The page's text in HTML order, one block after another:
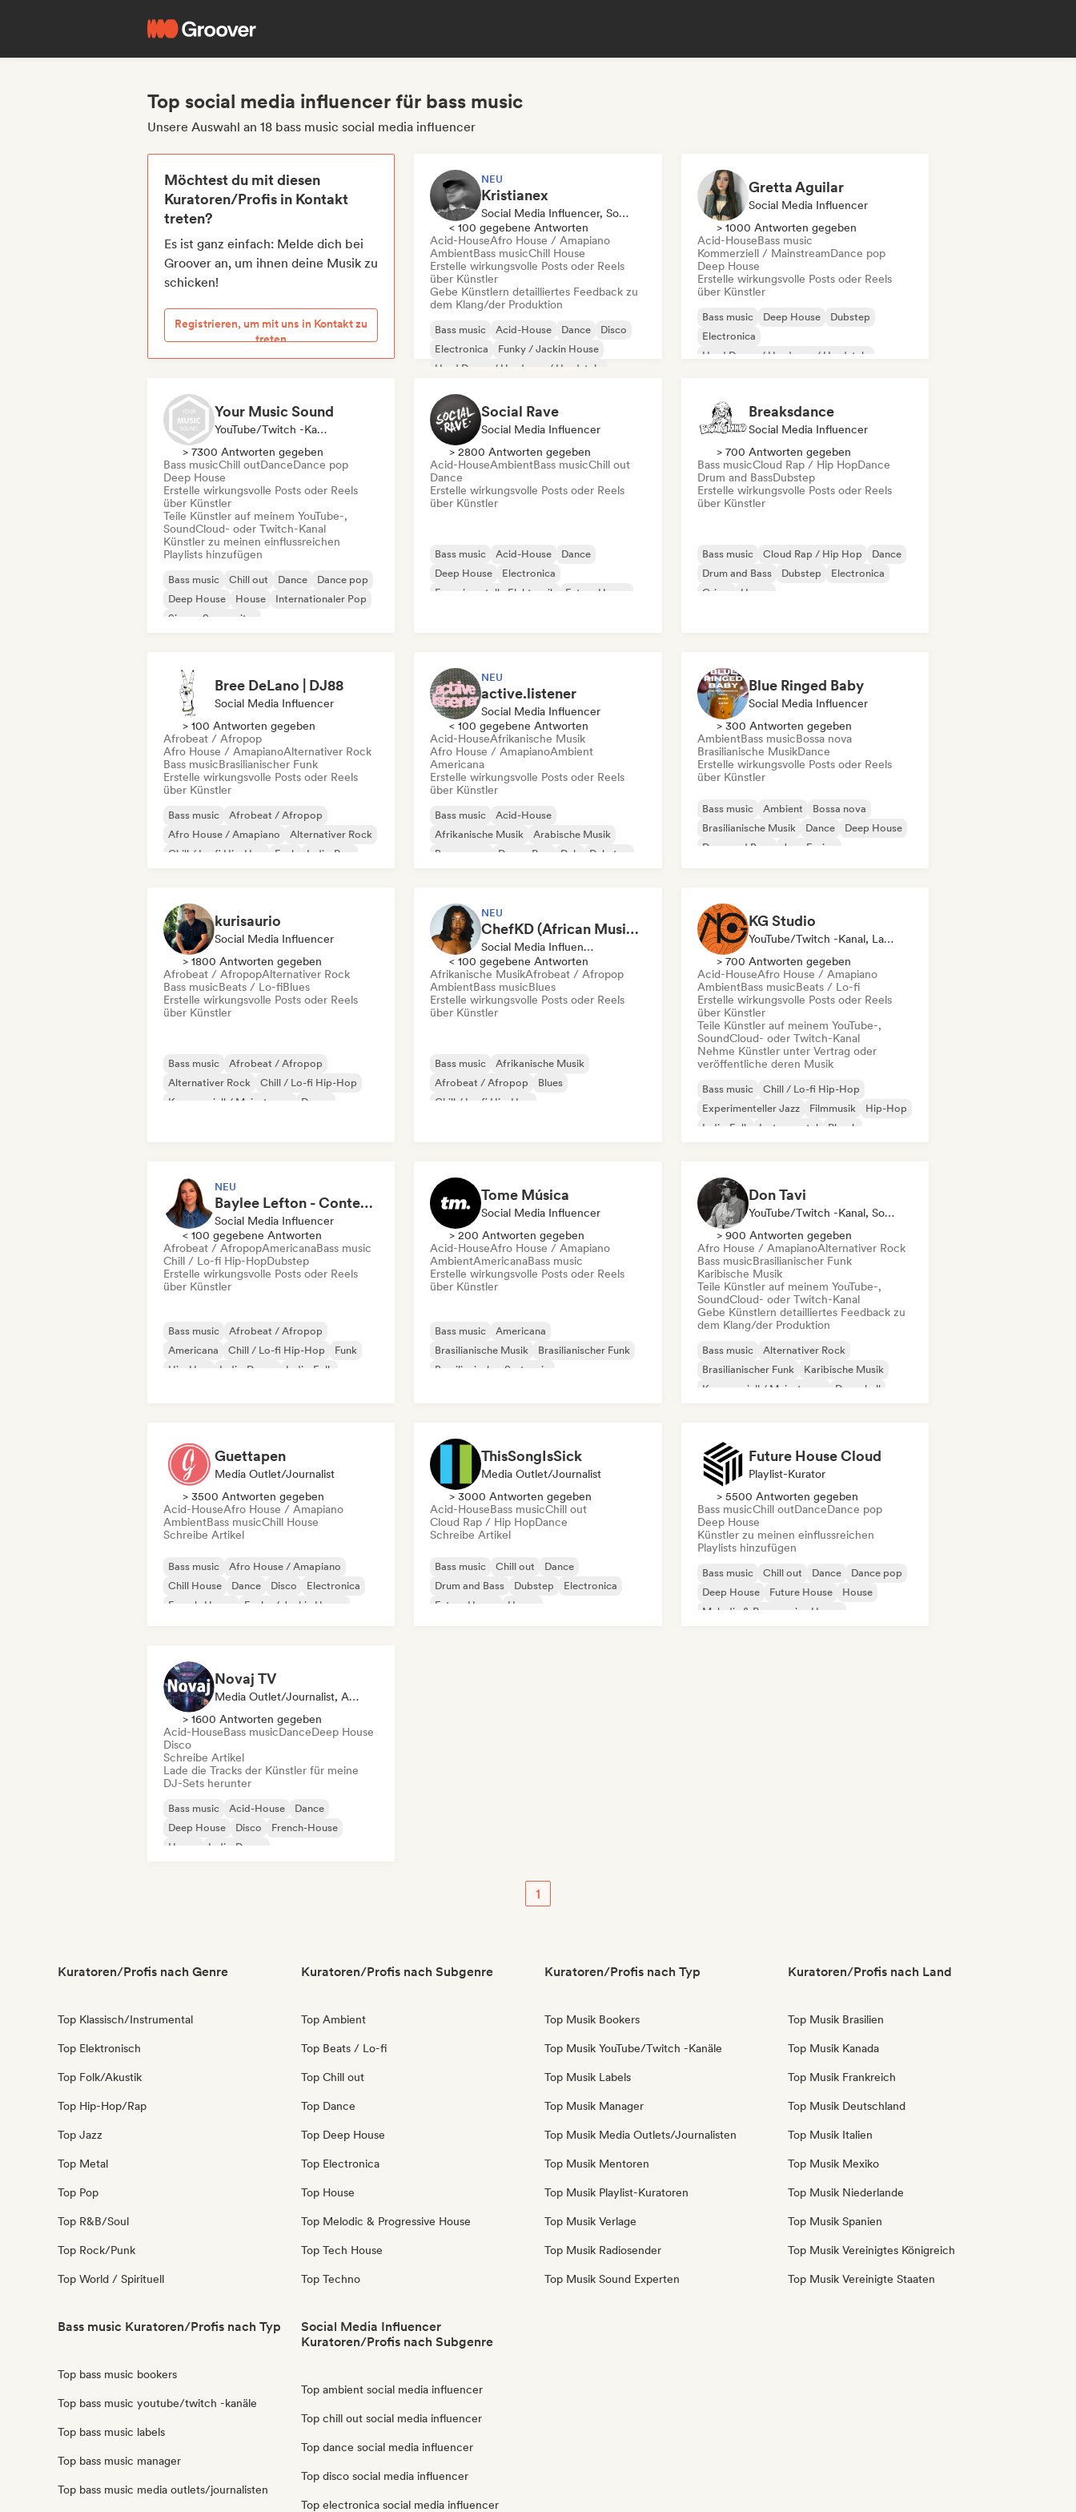
Top social media influencer für bass music
Unsere Auswahl an 18 bass music social media influencer
Möchtest du mit diesen
Kuratoren/Profis in Kontakt
treten?
Es ist ganz einfach: Melde dich bei
Groover an, um ihnen deine Musik zu
schicken!
Registrieren, um mit uns in Kontakt zu
treten
NEU
Kristianex
Social Media Influencer, Sound Experte
< 100 gegebene Antworten
Acid-HouseAfro House / Amapiano
AmbientBass musicChill House
Erstelle wirkungsvolle Posts oder Reels
über Künstler
Gebe Künstlern detailliertes Feedback zu
dem Klang/der Produktion
Bass music Acid-House Dance
Disco
Electronica
Funky / Jackin House
Hard Dance / Hardcore / Hardstyle
Gretta Aguilar
Social Media Influencer
> 1000 Antworten gegeben
Acid-HouseBass music
Kommerziell / MainstreamDance pop
Deep House
Erstelle wirkungsvolle Posts oder Reels
über Künstler
Bass music Deep House
Dubstep
Electronica
Hard Dance / Hardcore / Hardstyle
Your Music Sound
YouTube/Twitch -Kanal, Playlist-Kurator, Social Media Influencer
> 7300 Antworten gegeben
Bass musicChill outDanceDance pop
Deep House
Erstelle wirkungsvolle Posts oder Reels
über Künstler
Teile Künstler auf meinem YouTube-,
SoundCloud- oder Twitch-Kanal
Künstler zu meinen einflussreichen
Playlists hinzufügen
Bass music Chill out Dance
Dance pop
Deep House
House
Internationaler Pop
Singer-Songwriter
Social Rave
Social Media Influencer
> 2800 Antworten gegeben
Acid-HouseAmbientBass musicChill out
Dance
Erstelle wirkungsvolle Posts oder Reels
über Künstler
Bass music Acid-House
Dance
Deep House
Electronica
Experimentelle Elektronik
Future House
Breaksdance
Social Media Influencer
> 700 Antworten gegeben
Bass musicCloud Rap / Hip HopDance
Drum and BassDubstep
Erstelle wirkungsvolle Posts oder Reels
über Künstler
Bass music Cloud Rap / Hip Hop
Dance
Drum and Bass
Dubstep
Electronica
Grime
House
Bree DeLano | DJ88
Social Media Influencer
> 100 Antworten gegeben
Afrobeat / Afropop
Afro House / AmapianoAlternativer Rock
Bass musicBrasilianischer Funk
Erstelle wirkungsvolle Posts oder Reels
über Künstler
Bass music
Afrobeat / Afropop
Afro House / Amapiano
Alternativer Rock
Chill / Lo-fi Hip-Hop
Funk
Indie-Pop
NEU
active.listener
Social Media Influencer
< 100 gegebene Antworten
Acid-HouseAfrikanische Musik
Afro House / AmapianoAmbient
Americana
Erstelle wirkungsvolle Posts oder Reels
über Künstler
Bass music
Acid-House
Afrikanische Musik
Arabische Musik
Bossa nova
Dream Pop Dub Dubstep
Blue Ringed Baby
Social Media Influencer
> 300 Antworten gegeben
AmbientBass musicBossa nova
Brasilianische MusikDance
Erstelle wirkungsvolle Posts oder Reels
über Künstler
Bass music Ambient
Bossa nova
Brasilianische Musik
Dance
Deep House
Drum and Bass
Jazz-Fusion
kurisaurio
Social Media Influencer
> 1800 Antworten gegeben
Afrobeat / AfropopAlternativer Rock
Bass musicBeats / Lo-fiBlues
Erstelle wirkungsvolle Posts oder Reels
über Künstler
Bass music
Afrobeat / Afropop
Alternativer Rock
Chill / Lo-fi Hip-Hop
Kommerziell / Mainstream
Dance
NEU
ChefKD (African Music & Culture)
Social Media Influencer
< 100 gegebene Antworten
Afrikanische MusikAfrobeat / Afropop
AmbientBass musicBlues
Erstelle wirkungsvolle Posts oder Reels
über Künstler
Bass music
Afrikanische Musik
Afrobeat / Afropop
Blues
Chill / Lo-fi Hip-Hop
KG Studio
YouTube/Twitch -Kanal, Label, Social Media Influencer
> 700 Antworten gegeben
Acid-HouseAfro House / Amapiano
AmbientBass musicBeats / Lo-fi
Erstelle wirkungsvolle Posts oder Reels
über Künstler
Teile Künstler auf meinem YouTube-,
SoundCloud- oder Twitch-Kanal
Nehme Künstler unter Vertrag oder
veröffentliche deren Musik
Bass music
Chill / Lo-fi Hip-Hop
Experimenteller Jazz
Filmmusik
Hip-Hop
Indie-Folk
Instrumental Phonk
NEU
Baylee Lefton - Content Creator
Social Media Influencer
< 100 gegebene Antworten
Afrobeat / AfropopAmericanaBass music
Chill / Lo-fi Hip-HopDubstep
Erstelle wirkungsvolle Posts oder Reels
über Künstler
Bass music
Afrobeat / Afropop
Americana
Chill / Lo-fi Hip-Hop
Funk
Hip-Hop
Indie-Dance Indie-Folk
Tome Música
Social Media Influencer
> 200 Antworten gegeben
Acid-HouseAfro House / Amapiano
AmbientAmericanaBass music
Erstelle wirkungsvolle Posts oder Reels
über Künstler
Bass music
Americana
Brasilianische Musik
Brasilianischer Funk
Brasilianischer Sertanejo
Don Tavi
YouTube/Twitch -Kanal, Social Media Influencer
> 900 Antworten gegeben
Afro House / AmapianoAlternativer Rock
Bass musicBrasilianischer Funk
Karibische Musik
Teile Künstler auf meinem YouTube-,
SoundCloud- oder Twitch-Kanal
Gebe Künstlern detailliertes Feedback zu
dem Klang/der Produktion
Bass music
Alternativer Rock
Brasilianischer Funk
Karibische Musik
Kommerziell / Mainstream
Dancehall
Guettapen
Media Outlet/Journalist
> 3500 Antworten gegeben
Acid-HouseAfro House / Amapiano
AmbientBass musicChill House
Schreibe Artikel
Bass music
Afro House / Amapiano
Chill House
Dance Disco
Electronica
French-House
Funky / Jackin House
ThisSongIsSick
Media Outlet/Journalist
> 3000 Antworten gegeben
Acid-HouseBass musicChill out
Cloud Rap / Hip HopDance
Schreibe Artikel
Bass music Chill out
Dance
Drum and Bass
Dubstep
Electronica
Future House
House
Future House Cloud
Playlist-Kurator
> 5500 Antworten gegeben
Bass musicChill outDanceDance pop
Deep House
Künstler zu meinen einflussreichen
Playlists hinzufügen
Bass music Chill out Dance
Dance pop
Deep House
Future House
House
Melodic & Progressive House
Novaj TV
Media Outlet/Journalist, Ausgewählte DJs
> 1600 Antworten gegeben
Acid-HouseBass musicDanceDeep House
Disco
Schreibe Artikel
Lade die Tracks der Künstler für meine
DJ-Sets herunter
Bass music Acid-House
Dance
Deep House
Disco
French-House
House
Indie-Dance
1
Kuratoren/Profis nach Genre
Top Klassisch/Instrumental
Top Elektronisch
Top Folk/Akustik
Top Hip-Hop/Rap
Top Jazz
Top Metal
Top Pop
Top R&B/Soul
Top Rock/Punk
Top World / Spirituell
Kuratoren/Profis nach Subgenre
Top Ambient
Top Beats / Lo-fi
Top Chill out
Top Dance
Top Deep House
Top Electronica
Top House
Top Melodic & Progressive House
Top Tech House
Top Techno
Kuratoren/Profis nach Typ
Top Musik Bookers
Top Musik YouTube/Twitch -Kanäle
Top Musik Labels
Top Musik Manager
Top Musik Media Outlets/Journalisten
Top Musik Mentoren
Top Musik Playlist-Kuratoren
Top Musik Verlage
Top Musik Radiosender
Top Musik Sound Experten
Kuratoren/Profis nach Land
Top Musik Brasilien
Top Musik Kanada
Top Musik Frankreich
Top Musik Deutschland
Top Musik Italien
Top Musik Mexiko
Top Musik Niederlande
Top Musik Spanien
Top Musik Vereinigtes Königreich
Top Musik Vereinigte Staaten
Bass music Kuratoren/Profis nach Typ
Top bass music bookers
Top bass music youtube/twitch -kanäle
Top bass music labels
Top bass music manager
Top bass music media outlets/journalisten
Social Media Influencer
Kuratoren/Profis nach Subgenre
Top ambient social media influencer
Top chill out social media influencer
Top dance social media influencer
Top disco social media influencer
Top electronica social media influencer